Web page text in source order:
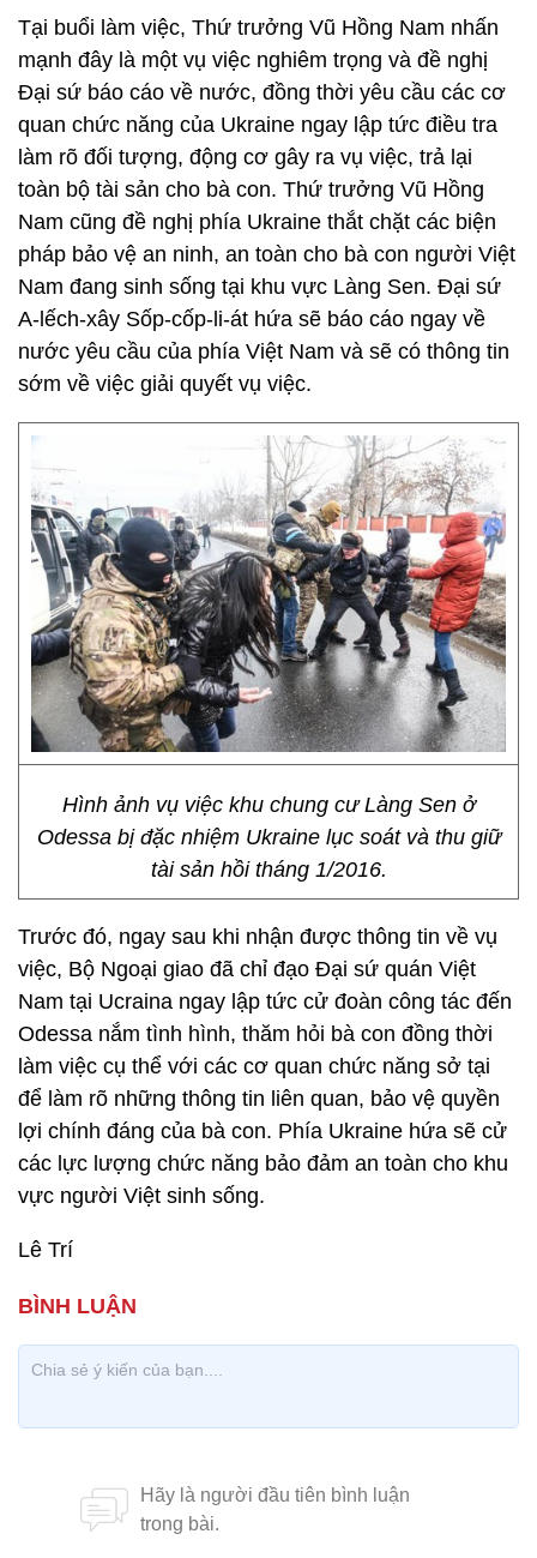
Tại buổi làm việc, Thứ trưởng Vũ Hồng Nam nhấn
mạnh đây là một vụ việc nghiêm trọng và đề nghị
Đại sứ báo cáo về nước, đồng thời yêu cầu các cơ
quan chức năng của Ukraine ngay lập tức điều tra
làm rõ đối tượng, động cơ gây ra vụ việc, trả lại
toàn bộ tài sản cho bà con. Thứ trưởng Vũ Hồng
Nam cũng đề nghị phía Ukraine thắt chặt các biện
pháp bảo vệ an ninh, an toàn cho bà con người Việt
Nam đang sinh sống tại khu vực Làng Sen. Đại sứ
A-lếch-xây Sốp-cốp-li-át hứa sẽ báo cáo ngay về
nước yêu cầu của phía Việt Nam và sẽ có thông tin
sớm về việc giải quyết vụ việc.
Hình ảnh vụ việc khu chung cư Làng Sen ở
Odessa bị đặc nhiệm Ukraine lục soát và thu giữ
tài sản hồi tháng 1/2016.
Trước đó, ngay sau khi nhận được thông tin về vụ
việc, Bộ Ngoại giao đã chỉ đạo Đại sứ quán Việt
Nam tại Ucraina ngay lập tức cử đoàn công tác đến
Odessa nắm tình hình, thăm hỏi bà con đồng thời
làm việc cụ thể với các cơ quan chức năng sở tại
để làm rõ những thông tin liên quan, bảo vệ quyền
lợi chính đáng của bà con. Phía Ukraine hứa sẽ cử
các lực lượng chức năng bảo đảm an toàn cho khu
vực người Việt sinh sống.
Lê Trí